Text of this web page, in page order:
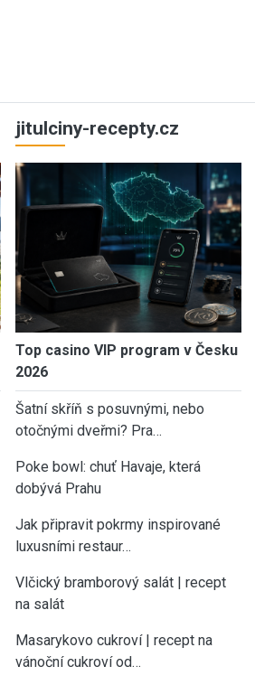
jitulciny-recepty.cz
Top casino VIP program v Česku
2026
Šatní skříň s posuvnými, nebo
otočnými dveřmi? Pra…
Poke bowl: chuť Havaje, která
dobývá Prahu
Jak připravit pokrmy inspirované
luxusními restaur…
Vlčický bramborový salát | recept
na salát
Masarykovo cukroví | recept na
vánoční cukroví od…